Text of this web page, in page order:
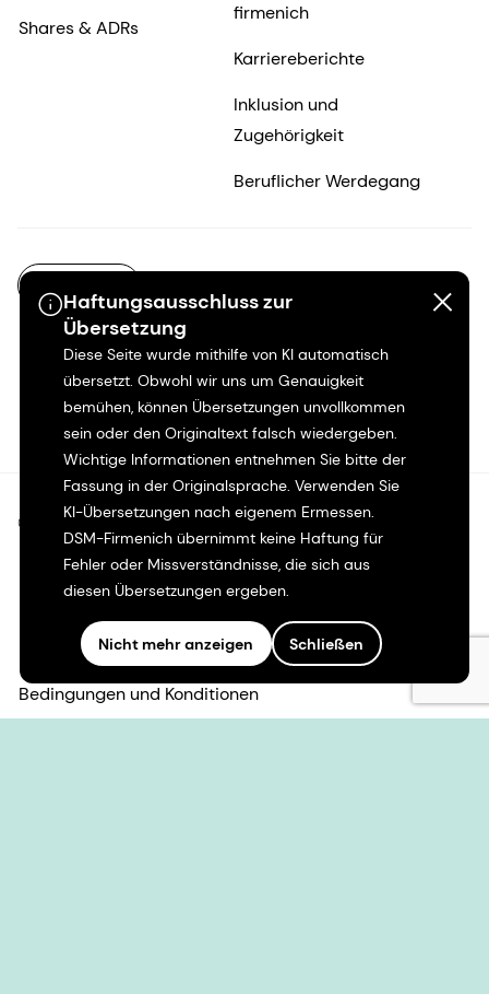
Haftungsausschluss zur
Übersetzung
Diese Seite wurde mithilfe von KI automatisch
übersetzt. Obwohl wir uns um Genauigkeit
bemühen, können Übersetzungen unvollkommen
sein oder den Originaltext falsch wiedergeben.
Wichtige Informationen entnehmen Sie bitte der
Fassung in der Originalsprache. Verwenden Sie
KI-Übersetzungen nach eigenem Ermessen.
DSM-Firmenich übernimmt keine Haftung für
Fehler oder Missverständnisse, die sich aus
diesen Übersetzungen ergeben.
Nicht mehr anzeigen Schließen
Shares & ADRs
firmenich
Karriereberichte
Inklusion und
Zugehörigkeit
Beruflicher Werdegang
©2026 dsm-firmenich. Alle Rechte vorbehalten.
Hinweis zum Datenschutz
Bedingungen für die Nutzung
Bedingungen und Konditionen